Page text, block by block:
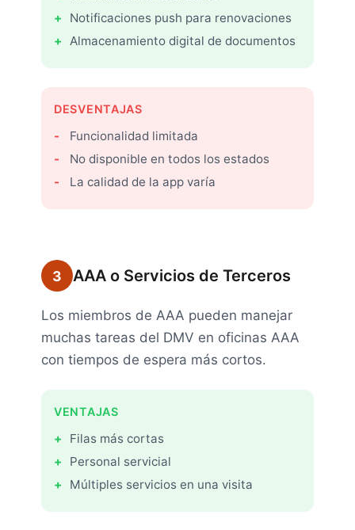
Notificaciones push para renovaciones
Almacenamiento digital de documentos
DESVENTAJAS
Funcionalidad limitada
No disponible en todos los estados
La calidad de la app varía
3 AAA o Servicios de Terceros
Los miembros de AAA pueden manejar
muchas tareas del DMV en oficinas AAA
con tiempos de espera más cortos.
VENTAJAS
Filas más cortas
Personal servicial
Múltiples servicios en una visita